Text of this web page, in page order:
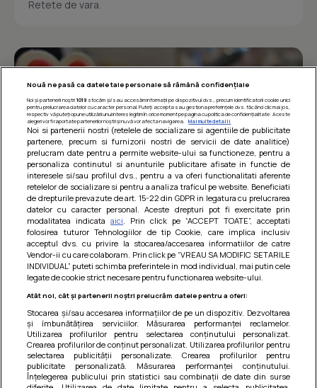
Retete de vara.
Barcute din vinete cu arpagic rosu
Un deliciu usor de preparat!
Nouă ne pasă ca datele tale personale să rămână confidențiale
Noi și partenerii noștri 1019stocăm și/sau accesăm informații pe dispozitivul dvs., precum identificatorii cookie unici
pentru prelucrarea datelor cu caracter personal. Puteți accepta sau gestiona preferințele dvs. făcând clic mai jos,
respectiv vă puteți opune utilizării unui interes legitim în orice moment pe pagina cu politica de confidențialitate. Aceste
alegeri vor fi raportate partenerilor noștri și nu vă vor afecta navigarea.
Mai multe detalii
Noi si partenerii nostri (retelele de socializare si agentiile de publicitate
partenere, precum si furnizorii nostri de servicii de date analitice)
prelucram date pentru a permite website-ului sa functioneze, pentru a
personaliza continutul si anunturile publicitare afisate in functie de
interesele si/sau profilul dvs., pentru a va oferi functionalitati aferente
retelelor de socializare si pentru a analiza traficul pe website. Beneficiati
de drepturile prevazute de art. 15-22 din GDPR in legatura cu prelucrarea
datelor cu caracter personal. Aceste drepturi pot fi exercitate prin
modalitatea indicataaici . Prin click pe “ACCEPT TOATE”, acceptati
folosirea tuturor Tehnologiilor de tip Cookie, care implica inclusiv
acceptul dvs. cu privire la stocarea/accesarea informatiilor de catre
Vendor-ii cu care colaboram. Prin click pe “VREAU SA MODIFIC SETARILE
INDIVIDUAL” puteti schimba preferintele in mod individual, mai putin cele
legate de cookie strict necesare pentru functionarea website-ului.
Atât noi, cât și partenerii noștri prelucrăm datele pentru a oferi:
Stocarea și/sau accesarea informațiilor de pe un dispozitiv. Dezvoltarea
și îmbunătățirea serviciilor. Măsurarea performanței reclamelor.
Utilizarea profilurilor pentru selectarea conținutului personalizat.
Crearea profilurilor de conținut personalizat. Utilizarea profilurilor pentru
selectarea publicității personalizate. Crearea profilurilor pentru
publicitate personalizată. Măsurarea performanței conținutului.
Înțelegerea publicului prin statistici sau combinații de date din surse